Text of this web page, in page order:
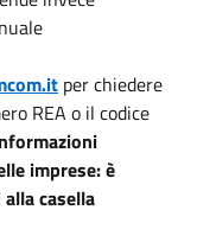
per chiedere
REA o il codice
imprese: è
casella